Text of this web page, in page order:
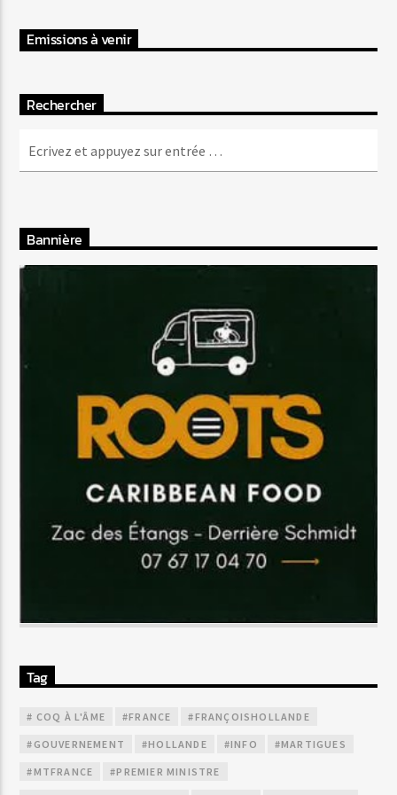
Emissions à venir
Rechercher
Bannière
Tag
# COQ À L'ÂME #FRANCE #FRANÇOISHOLLANDE
#GOUVERNEMENT #HOLLANDE #INFO #MARTIGUES
#MTFRANCE #PREMIER MINISTRE